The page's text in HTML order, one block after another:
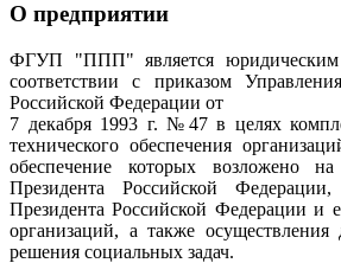
О предприятии
ФГУП "ППП" является
соответствии с приказом
Российской Федерации от
7 декабря 1993 г. №47 в целях
технического обеспечения
обеспечение которых возложено
Президента Российской
Президента Российской Федерации и
организаций, а также осуществления
решения социальных задач.